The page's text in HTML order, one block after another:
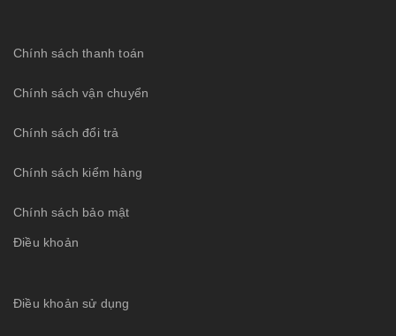
Chính sách thanh toán
Chính sách vận chuyển
Chính sách đổi trả
Chính sách kiểm hàng
Chính sách bảo mật
Điều khoản
Điều khoản sử dụng